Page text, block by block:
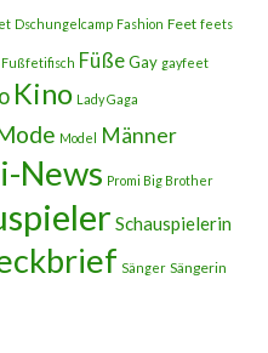
Dschungelcamp Fashion Feet feets
Fußfetifisch FüßeGay gayfeet
Kino Lady Gaga
Model Männer
News Promi Big Brother
Schauspielerin
Sänger Sängerin